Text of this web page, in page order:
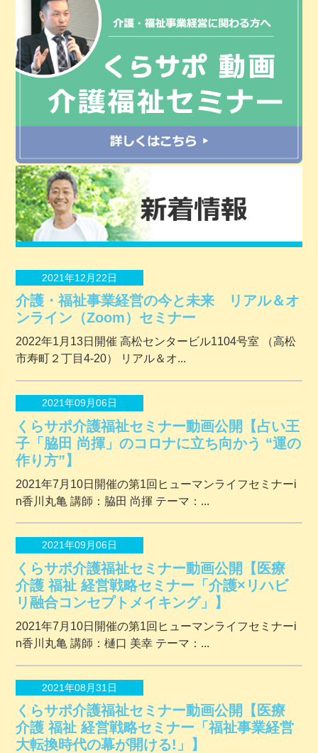
2021年12月22日
介護・福祉事業経営の今と未来 リアル＆オ
ンライン（Zoom）セミナー
2022年1月13日開催 ⾼松センタービル1104号室 （⾼松
市寿町２丁⽬4-20） リアル＆オ...
2021年09月06日
くらサポ介護福祉セミナー動画公開【占い王
子「脇田 尚揮」のコロナに立ち向かう “運の
作り方”】
2021年7月10日開催の第1回ヒューマンライフセミナーi
n香川丸亀 講師：脇田 尚揮 テーマ：...
2021年09月06日
くらサポ介護福祉セミナー動画公開【医療
介護 福祉 経営戦略セミナー「介護×リハビ
リ融合コンセプトメイキング」】
2021年7月10日開催の第1回ヒューマンライフセミナーi
n香川丸亀 講師：樋口 美幸 テーマ：...
2021年08月31日
くらサポ介護福祉セミナー動画公開【医療
介護 福祉 経営戦略セミナー「福祉事業経営
大転換時代の幕が開ける!」】